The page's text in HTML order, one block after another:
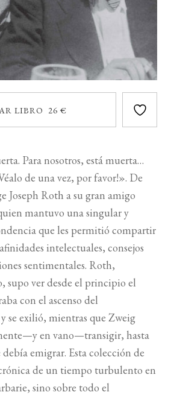
LIBRO 26 €
Para nosotros, está muerta…
de una vez, por favor!». De
Joseph Roth a su gran amigo
mantuvo una singular y
que les permitió compartir
intelectuales, consejos
sentimentales. Roth,
supo ver desde el principio el
con el ascenso del
se exilió, mientras que Zweig
en vano—transigir, hasta
emigrar. Esta colección de
de un tiempo turbulento en
sino sobre todo el